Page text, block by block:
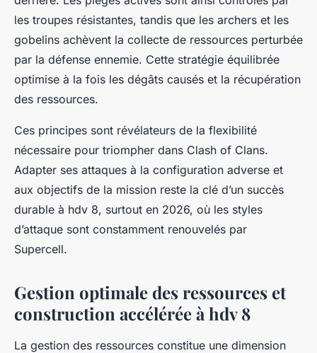
les troupes résistantes, tandis que les archers et les
gobelins achèvent la collecte de ressources perturbée
par la défense ennemie. Cette stratégie équilibrée
optimise à la fois les dégâts causés et la récupération
des ressources.
Ces principes sont révélateurs de la flexibilité
nécessaire pour triompher dans Clash of Clans.
Adapter ses attaques à la configuration adverse et
aux objectifs de la mission reste la clé d’un succès
durable à hdv 8, surtout en 2026, où les styles
d’attaque sont constamment renouvelés par
Supercell.
Gestion optimale des ressources et
construction accélérée à hdv 8
La gestion des ressources constitue une dimension